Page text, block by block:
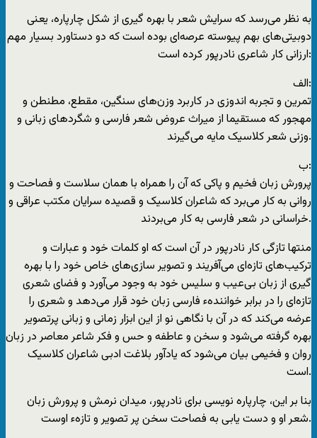
به نظر می‌رسد که سرایش شعر با بهره گیری از شکل چارپاره، یعنی
دوبیتی‌‌های بهم پیوسته عرصه‌ای بوده است که دو دستاورد بسیار مهم
ارزانی کار شاعری نادرپور کرده است:
الف:
تمرین و تجربه اندوزی در کاربرد وزن‌های سنگین، مقطع، مطنطن و
مهجور که مستقیما از میراث عروض شعر فارسی و شگرد‌های زبانی و
وزنی شعر کلاسیک مایه می‌گیرند.
ب:
پرورش زبان فخیم و پاکی که آن را همراه با‌‌‌ همان سلاست و فصاحت و
روانی به کار می‌برد که شاعران کلاسیک و قصیده سرایان مکتب عراقی و
خراسانی در شعر فارسی به کار می‌بردند.
منتها تازگی کار نادرپور در آن است که او کلمات خود و عبارات و
ترکیب‌های تازه‌ای می‌آفریند و تصویر سازی‌های خاص خود را با بهره
گیری از زبان بی‌عیب و سلیس خود به وجود می‌آورد و فضای شعری
تازه‌ای را در برابر خوانندهء فارسی زبان خود قرار می‌دهد و شعری را
عرضه می‌کند که در آن با نگاهی نو از این ابزار زمانی و زبانی پرتصویر
بهره گرفته می‌شود و سخن و عاطفه و حس و فکر شاعر معاصر در زبان
روان و فخیمی بیان می‌شود که یادآور بلاغت ادبی شاعران کلاسیک
است.
بنا بر این، چارپاره نویسی برای نادرپور، میدان نرمش و پرورش زبان
شعر او و دست یابی به فصاحت سخن پر تصویر و تازهء اوست.